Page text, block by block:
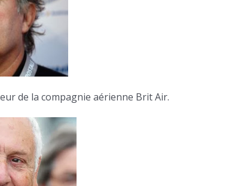
de la compagnie aérienne Brit Air.